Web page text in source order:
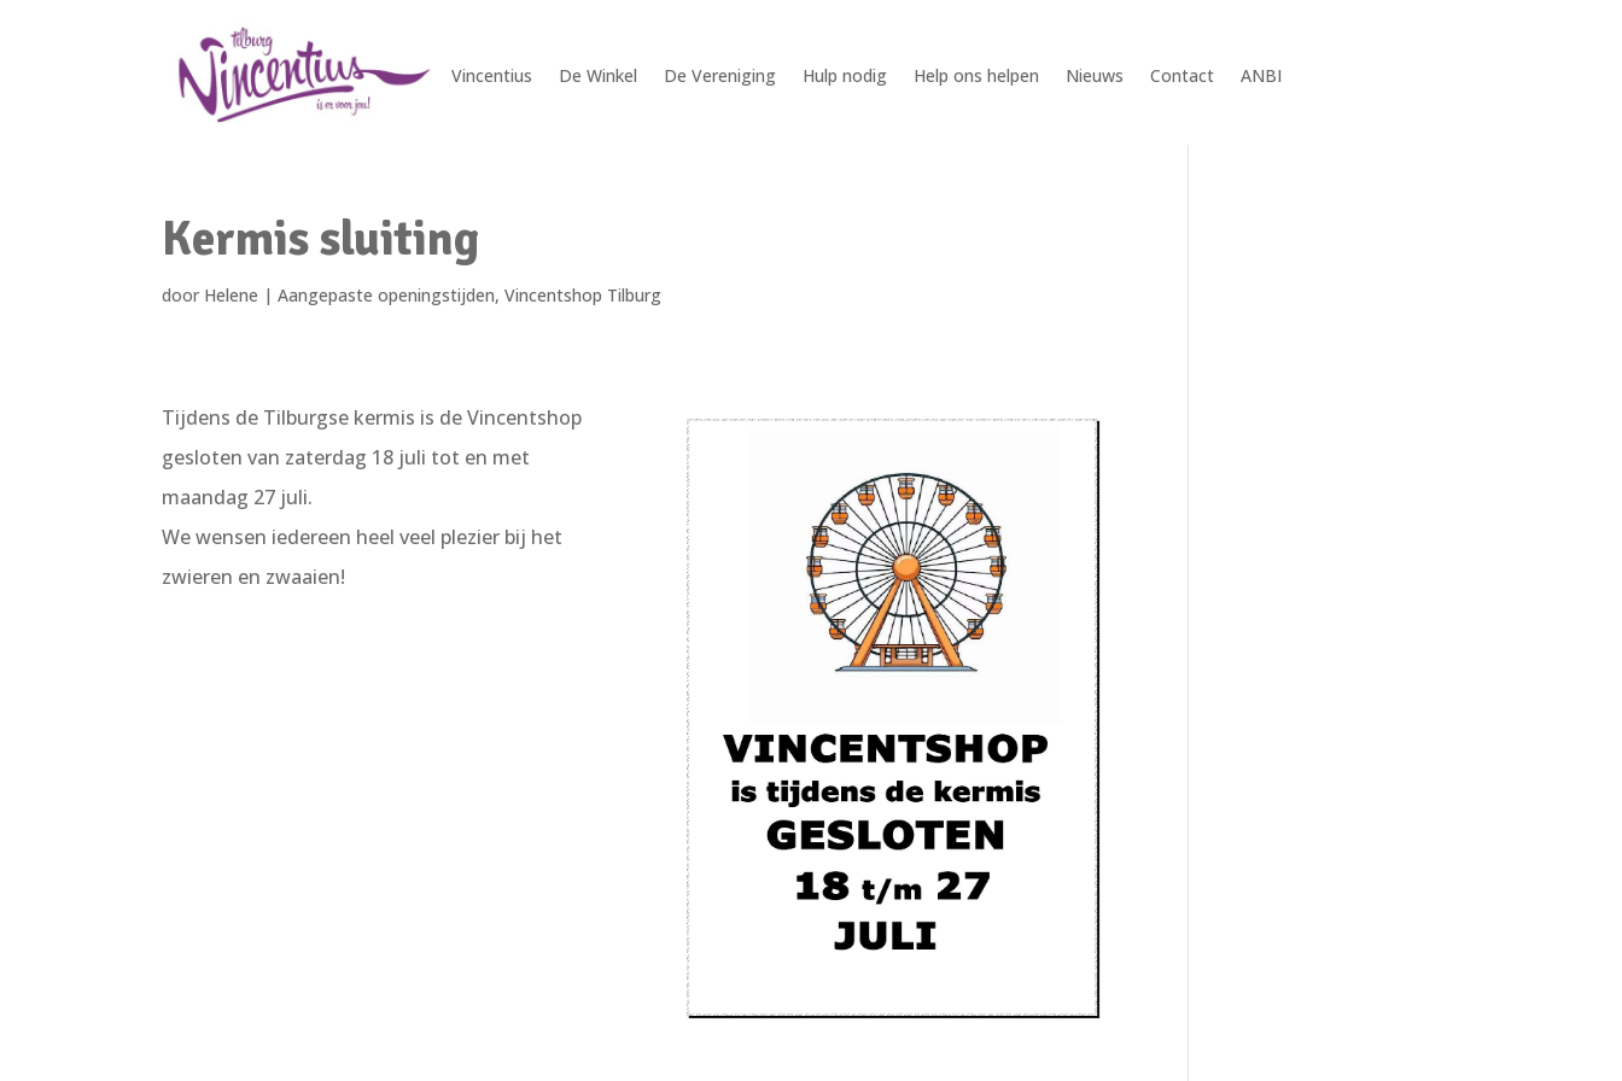
Vincentius De Winkel De Vereniging Hulp nodig Help ons helpen Nieuws Contact ANBI
Kermis sluiting
door Helene |Aangepaste openingstijden,Vincentshop Tilburg
Tijdens de Tilburgse kermis is de Vincentshop
gesloten van zaterdag 18 juli tot en met
maandag 27 juli.
We wensen iedereen heel veel plezier bij het
zwieren en zwaaien!